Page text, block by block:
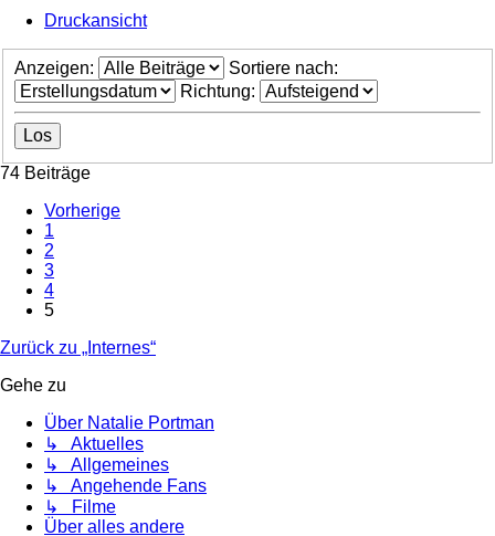
Druckansicht
Anzeigen:
Sortiere nach:
Richtung:
74 Beiträge
Vorherige
1
2
3
4
5
Zurück zu „Internes“
Gehe zu
Über Natalie Portman
↳ Aktuelles
↳ Allgemeines
↳ Angehende Fans
↳ Filme
Über alles andere